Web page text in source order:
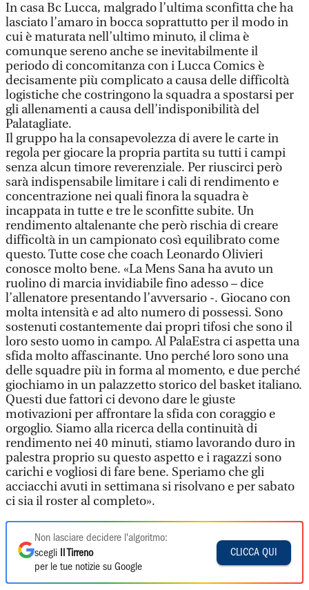
In casa Bc Lucca, malgrado l’ultima sconfitta che ha
lasciato l’amaro in bocca soprattutto per il modo in
cui è maturata nell’ultimo minuto, il clima è
comunque sereno anche se inevitabilmente il
periodo di concomitanza con i Lucca Comics è
decisamente più complicato a causa delle difficoltà
logistiche che costringono la squadra a spostarsi per
gli allenamenti a causa dell’indisponibilità del
Palatagliate.
Il gruppo ha la consapevolezza di avere le carte in
regola per giocare la propria partita su tutti i campi
senza alcun timore reverenziale. Per riuscirci però
sarà indispensabile limitare i cali di rendimento e
concentrazione nei quali finora la squadra è
incappata in tutte e tre le sconfitte subite. Un
rendimento altalenante che però rischia di creare
difficoltà in un campionato così equilibrato come
questo. Tutte cose che coach Leonardo Olivieri
conosce molto bene. «La Mens Sana ha avuto un
ruolino di marcia invidiabile fino adesso – dice
l’allenatore presentando l’avversario -. Giocano con
molta intensità e ad alto numero di possessi. Sono
sostenuti costantemente dai propri tifosi che sono il
loro sesto uomo in campo. Al PalaEstra ci aspetta una
sfida molto affascinante. Uno perché loro sono una
delle squadre più in forma al momento, e due perché
giochiamo in un palazzetto storico del basket italiano.
Questi due fattori ci devono dare le giuste
motivazioni per affrontare la sfida con coraggio e
orgoglio. Siamo alla ricerca della continuità di
rendimento nei 40 minuti, stiamo lavorando duro in
palestra proprio su questo aspetto e i ragazzi sono
carichi e vogliosi di fare bene. Speriamo che gli
acciacchi avuti in settimana si risolvano e per sabato
ci sia il roster al completo».
Non lasciare decidere l'algoritmo:
scegli
Il Tirreno
per le tue notizie su Google
CLICCA QUI